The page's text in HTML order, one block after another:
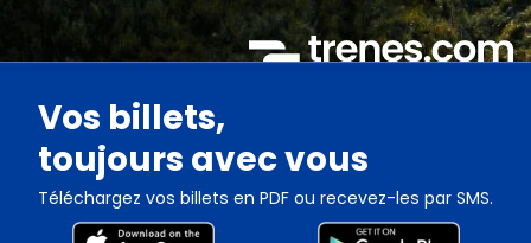
Vos billets,
toujours avec vous
Téléchargez vos billets en PDF ou recevez-les par SMS.